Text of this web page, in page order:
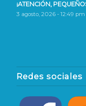
¡ATENCIÓN,
3 agosto, 2026 - 12:49 pm
Redes sociales